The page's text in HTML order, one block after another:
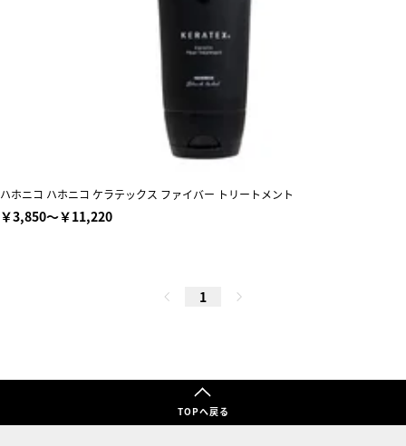
ハホニコ ハホニコ ケラテックス ファイバー トリートメント
￥3,850～￥11,220
1
TOPへ戻る